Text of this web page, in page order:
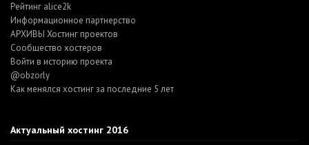
Рейтинг alice2k
Информационное партнерство
АРХИВЫ Хостинг проектов
Cообщество хостеров
Войти в историю проекта
@obzorly
Как менялся хостинг за последние 5 лет
Актуальный хостинг 2016